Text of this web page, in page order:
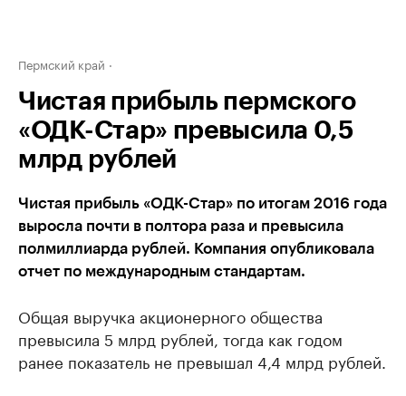
Пермский край
Чистая прибыль пермского
«ОДК-Стар» превысила 0,5
млрд рублей
Чистая прибыль «ОДК-Стар» по итогам 2016 года
выросла почти в полтора раза и превысила
полмиллиарда рублей. Компания опубликовала
отчет по международным стандартам.
Общая выручка акционерного общества
превысила 5 млрд рублей, тогда как годом
ранее показатель не превышал 4,4 млрд рублей.